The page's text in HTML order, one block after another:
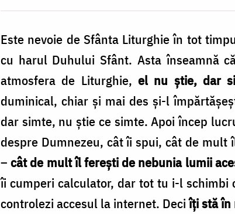
Este nevoie de Sfânta Liturghie în tot
cu harul Duhului Sfânt. Asta înseamnă
atmosfera de Liturghie,el nu ştie, dar
duminical, chiar şi mai des şi-l
dar simte, nu ştie ce simte. Apoi încep
despre Dumnezeu, cât îi spui, cât de
–cât de mult îl fereşti de nebunia lumii
îi cumperi calculator, dar tot tu i-l
controlezi accesul la internet. Deciîţi stă în